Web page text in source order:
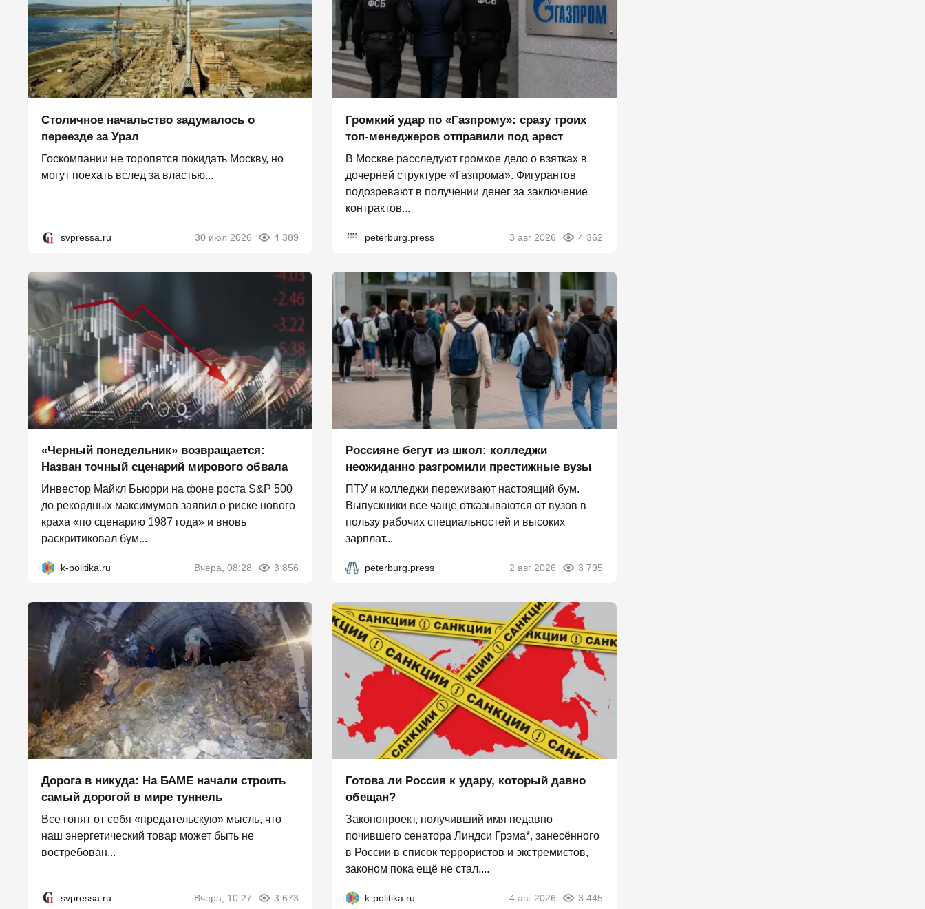
Столичное начальство задумалось о
переезде за Урал
Госкомпании не торопятся покидать Москву, но
могут поехать вслед за властью...
svpressa.ru 30 июл 2026 4 389
Громкий удар по «Газпрому»: сразу троих
топ-менеджеров отправили под арест
В Москве расследуют громкое дело о взятках в
дочерней структуре «Газпрома». Фигурантов
подозревают в получении денег за заключение
контрактов...
peterburg.press 3 авг 2026 4 362
«Черный понедельник» возвращается:
Назван точный сценарий мирового обвала
Инвестор Майкл Бьюрри на фоне роста S&P 500
до рекордных максимумов заявил о риске нового
краха «по сценарию 1987 года» и вновь
раскритиковал бум...
k-politika.ru Вчера, 08:28 3 856
Россияне бегут из школ: колледжи
неожиданно разгромили престижные вузы
ПТУ и колледжи переживают настоящий бум.
Выпускники все чаще отказываются от вузов в
пользу рабочих специальностей и высоких
зарплат...
peterburg.press 2 авг 2026 3 795
Дорога в никуда: На БАМЕ начали строить
самый дорогой в мире туннель
Все гонят от себя «предательскую» мысль, что
наш энергетический товар может быть не
востребован...
svpressa.ru Вчера, 10:27 3 673
Готова ли Россия к удару, который давно
обещан?
Законопроект, получивший имя недавно
почившего сенатора Линдси Грэма*, занесённого
в России в список террористов и экстремистов,
законом пока ещё не стал....
k-politika.ru 4 авг 2026 3 445